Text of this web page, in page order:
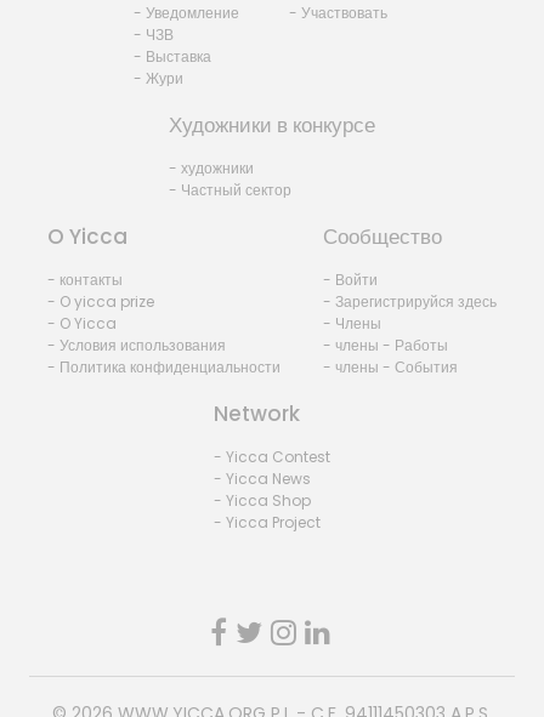
- Уведомление
- ЧЗВ
- Выставка
- Жури
- Участвовать
Художники в конкурсе
- художники
- Частный сектор
O Yicca
- контакты
- O yicca prize
- O Yicca
- Условия использования
- Политика конфиденциальности
Сообщество
- Войти
- Зарегистрируйся здесь
- Члены
- члены - Работы
- члены - События
Network
- Yicca Contest
- Yicca News
- Yicca Shop
- Yicca Project